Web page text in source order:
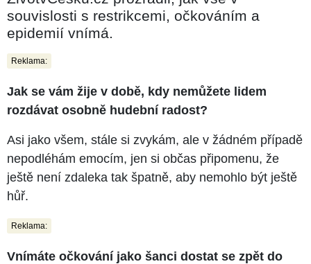
souvislosti s restrikcemi, očkováním a
epidemií vnímá.
Reklama:
Jak se vám žije v době, kdy nemůžete lidem
rozdávat osobně hudební radost?
Asi jako všem, stále si zvykám, ale v žádném případě
nepodléhám emocím, jen si občas připomenu, že
ještě není zdaleka tak špatně, aby nemohlo být ještě
hůř.
Reklama:
Vnímáte očkování jako šanci dostat se zpět do